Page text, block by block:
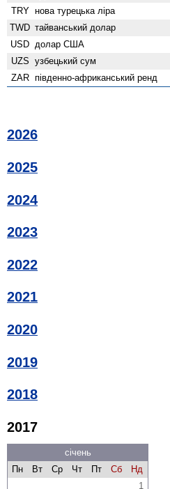
TRY нова турецька ліра
TWD тайванський долар
USD долар США
UZS узбецький сум
ZAR південно-африканський ренд
2026
2025
2024
2023
2022
2021
2020
2019
2018
2017
січень
Пн
Вт Ср Чт Пт Сб
Нд
1